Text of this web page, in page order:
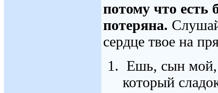
потому что есть
потеряна.
сердце твое на
Ешь, сын мой,
который